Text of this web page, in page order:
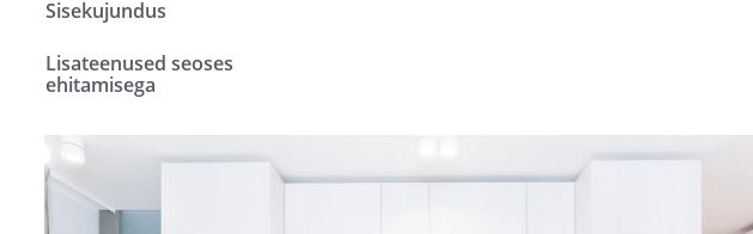
Sisekujundus
Lisateenused seoses
ehitamisega